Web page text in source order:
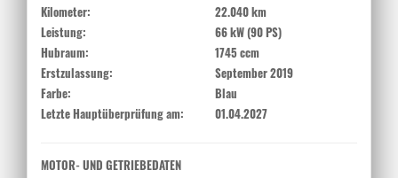
Kilometer:
22.040 km
Leistung:
66 kW (90 PS)
Hubraum:
1745 ccm
Erstzulassung:
September 2019
Farbe:
Blau
Letzte Hauptüberprüfung am:
01.04.2027
MOTOR- UND GETRIEBEDATEN